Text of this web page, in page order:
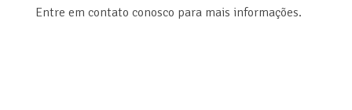
Entre em contato conosco para mais informações.